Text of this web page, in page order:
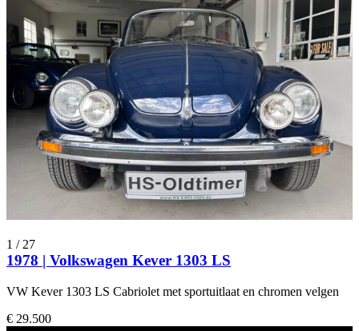
1 / 27
1978 | Volkswagen Kever 1303 LS
VW Kever 1303 LS Cabriolet met sportuitlaat en chromen velgen
€ 29.500